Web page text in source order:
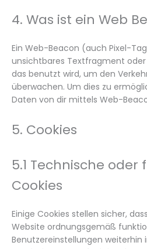
4. Was ist ein Web
Ein Web-Beacon (auch Pixel-
unsichtbares Textfragment oder
das benutzt wird, um den
überwachen. Um dies zu
Daten von dir mittels Web-
5. Cookies
5.1 Technische
Cookies
Einige Cookies stellen sicher,
Website ordnungsgemäß
Benutzereinstellungen weiterhin